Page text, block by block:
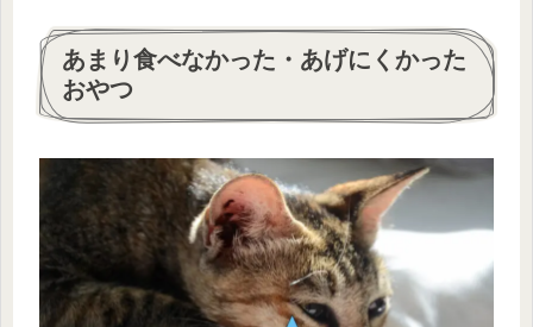
あまり食べなかった・あげにくかった
おやつ